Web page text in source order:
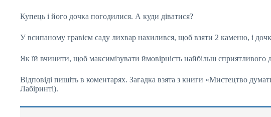
Купець і його дочка погодилися. А куди діватися?
У всипаному гравієм саду лихвар нахилився, щоб взяти 2 каменю, і
Як їй вчинити, щоб максимізувати ймовірність найбільш
Відповіді пишіть в коментарях. Загадка взята з книги «Мистецтво
Лабіринті).